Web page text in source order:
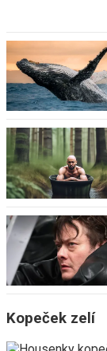
Kopeček zelí